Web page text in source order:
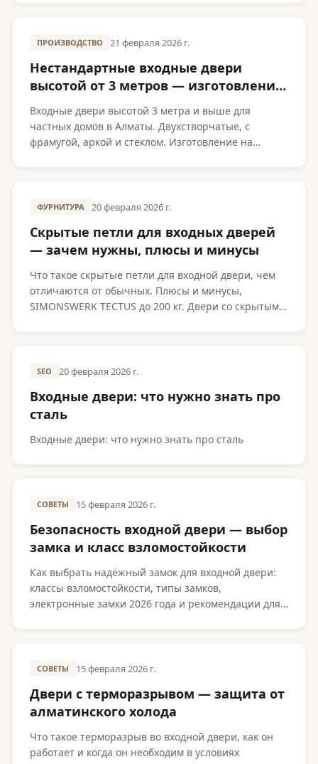
ПРОИЗВОДСТВО 21 февраля 2026 г.
Нестандартные входные двери
высотой от 3 метров — изготовление
в Алматы
Входные двери высотой 3 метра и выше для
частных домов в Алматы. Двухстворчатые, с
фрамугой, аркой и стеклом. Изготовление на
ФУРНИТУРА 20 февраля 2026 г.
Скрытые петли для входных дверей
— зачем нужны, плюсы и минусы
Что такое скрытые петли для входной двери, чем
отличаются от обычных. Плюсы и минусы,
SIMONSWERK TECTUS до 200 кг. Двери со скрытыми
SEO 20 февраля 2026 г.
Входные двери: что нужно знать про
сталь
Входные двери: что нужно знать про сталь
СОВЕТЫ 15 февраля 2026 г.
Безопасность входной двери — выбор
замка и класс взломостойкости
Как выбрать надёжный замок для входной двери:
классы взломостойкости, типы замков,
электронные замки 2026 года и рекомендации для
СОВЕТЫ 15 февраля 2026 г.
Двери с терморазрывом — защита от
алматинского холода
Что такое терморазрыв во входной двери, как он
работает и когда он необходим в условиях